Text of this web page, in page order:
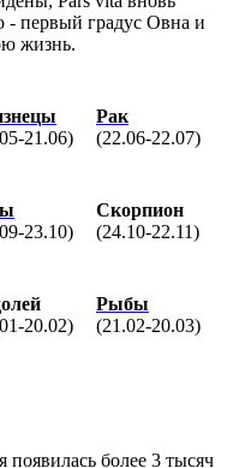
- первый градус Овна и
жизнь.
21.06)
Рак
(22.06-22.07)
23.10)
Скорпион
(24.10-22.11)
20.02)
Рыбы
(21.02-20.03)
появилась более 3 тысяч